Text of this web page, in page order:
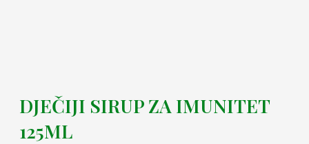
DJEČIJI SIRUP ZA IMUNITET
125ML